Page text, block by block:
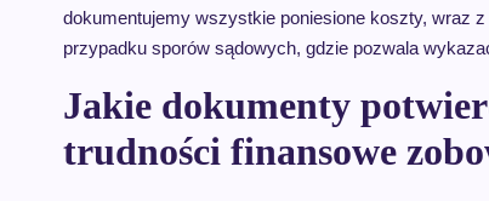
dokumentujemy wszystkie poniesione koszty, wraz
przypadku sporów sądowych, gdzie pozwala
Jakie dokumenty
trudności finansowe